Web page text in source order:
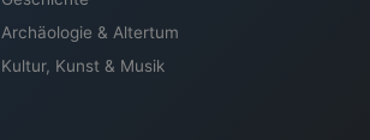
Archäologie & Altertum
Kultur, Kunst & Musik